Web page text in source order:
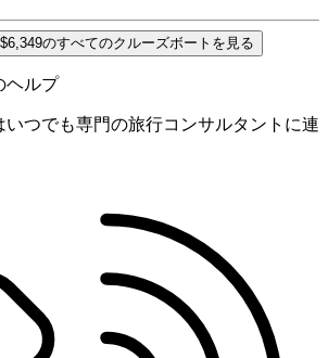
のすべてのクルーズボートを見る
ヘルプ
つでも専門の旅行コンサルタントに連